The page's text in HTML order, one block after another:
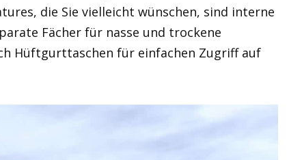
die Sie vielleicht wünschen, sind interne
Fächer für nasse und trockene
Hüftgurttaschen für einfachen Zugriff auf